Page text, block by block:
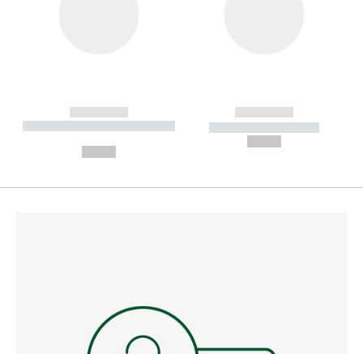
------------
----------- ----------- --------
------------
----------- -----------